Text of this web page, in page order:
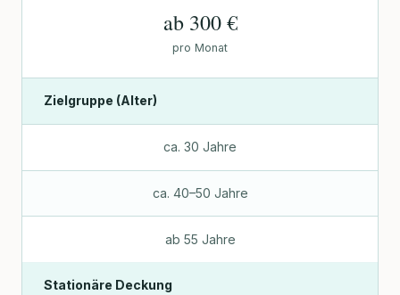
ab 300 €
pro Monat
Zielgruppe (Alter)
ca. 30 Jahre
ca. 40–50 Jahre
ab 55 Jahre
Stationäre Deckung